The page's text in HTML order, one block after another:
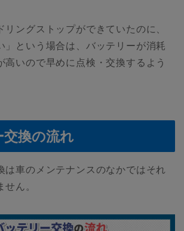
リングストップができていたのに、
」という場合は、バッテリーが消耗
高いので早めに点検・交換するよう
換の流れ
は車のメンテナンスのなかではそれ
ん。